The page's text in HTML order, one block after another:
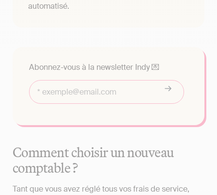
automatisé.
Abonnez-vous à la newsletter Indy 💌
Comment choisir un nouveau
comptable ?
Tant que vous avez réglé tous vos frais de service,